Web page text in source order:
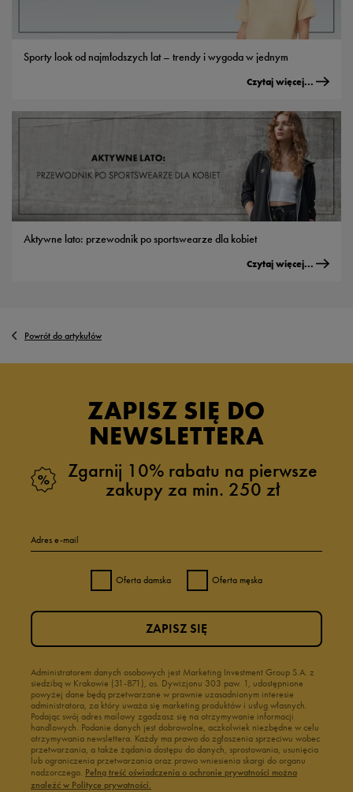
Sporty look od najmłodszych lat – trendy i wygoda w jednym
Czytaj więcej...
Aktywne lato: przewodnik po sportswearze dla kobiet
Czytaj więcej...
Powrót do artykułów
ZAPISZ SIĘ DO
NEWSLETTERA
Zgarnij 10% rabatu na pierwsze
zakupy za min. 250 zł
Adres e-mail
Oferta damska Oferta męska
Administratorem danych osobowych jest Marketing Investment Group S.A. z
siedzibą w Krakowie (31-871), os. Dywizjonu 303 paw. 1, udostępnione
powyżej dane będą przetwarzane w prawnie uzasadnionym interesie
administratora, za który uważa się marketing produktów i usług własnych.
Podając swój adres mailowy zgadzasz się na otrzymywanie informacji
handlowych. Podanie danych jest dobrowolne, aczkolwiek niezbędne w celu
otrzymywania newslettera. Każdy ma prawo do zgłoszenia sprzeciwu wobec
przetwarzania, a także żądania dostępu do danych, sprostowania, usunięcia
lub ograniczenia przetwarzania oraz prawo wniesienia skargi do organu
nadzorczego. Pełną treść oświadczenia o ochronie prywatności można
znaleźć w Polityce prywatności.
ZAPISZ SIĘ